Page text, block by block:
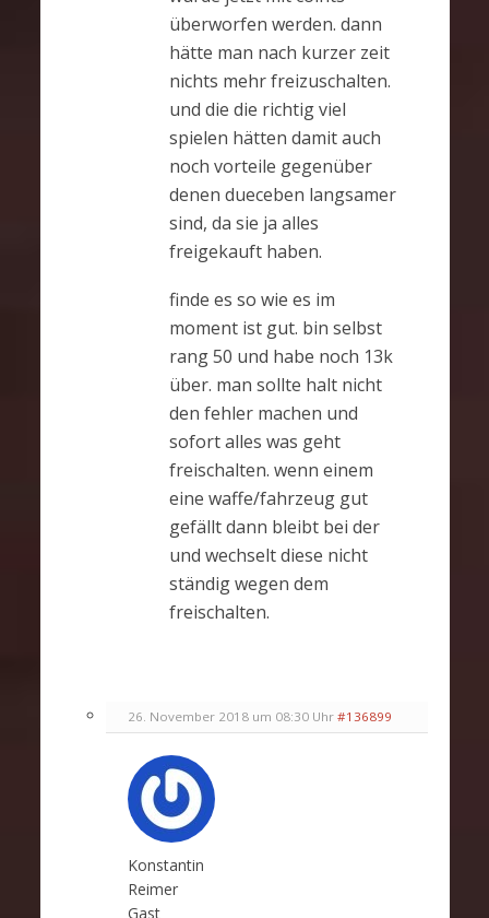
überworfen werden. dann
hätte man nach kurzer zeit
nichts mehr freizuschalten.
und die die richtig viel
spielen hätten damit auch
noch vorteile gegenüber
denen dueceben langsamer
sind, da sie ja alles
freigekauft haben.
finde es so wie es im
moment ist gut. bin selbst
rang 50 und habe noch 13k
über. man sollte halt nicht
den fehler machen und
sofort alles was geht
freischalten. wenn einem
eine waffe/fahrzeug gut
gefällt dann bleibt bei der
und wechselt diese nicht
ständig wegen dem
freischalten.
26. November 2018 um 08:30 Uhr #136899
Konstantin
Reimer
Gast